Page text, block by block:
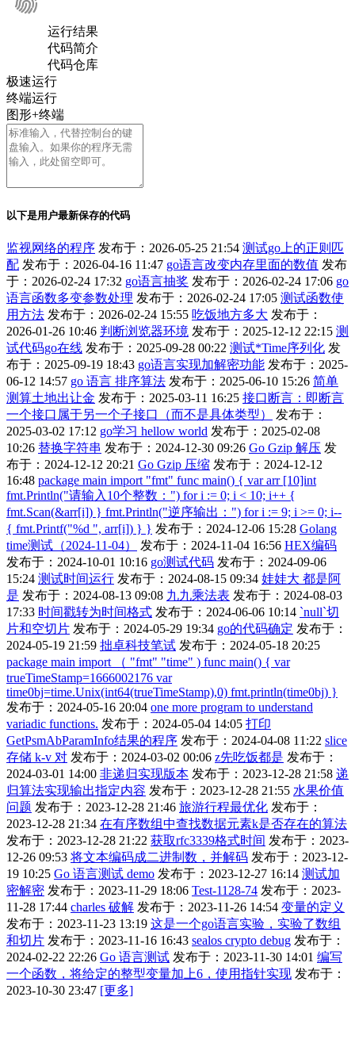
运行结果
代码简介
代码仓库
极速运行
终端运行
图形+终端
以下是用户最新保存的代码
监视网络的程序 发布于：2026-05-25 21:54 测试go上的正则匹
配 发布于：2026-04-16 11:47 go语言改变内存里面的数值 发布
于：2026-02-24 17:32 go语言抽奖 发布于：2026-02-24 17:06 go
语言函数多变参数处理 发布于：2026-02-24 17:05 测试函数使
用方法 发布于：2026-02-24 15:55 吃饭地方多大 发布于：
2026-01-26 10:46 判断浏览器环境 发布于：2025-12-12 22:15 测
试代码go在线 发布于：2025-09-28 00:22 测试*Time序列化 发
布于：2025-09-19 18:43 go语言实现加解密功能 发布于：2025-
06-12 14:57 go 语言 排序算法 发布于：2025-06-10 15:26 简单
测算土地出让金 发布于：2025-03-11 16:25 接口断言：即断言
一个接口属于另一个子接口（而不是具体类型）
发布于：
2025-03-02 17:12 go学习 hellow world 发布于：2025-02-08
10:26 替换字符串 发布于：2024-12-30 09:26 Go Gzip 解压 发
布于：2024-12-12 20:21 Go Gzip 压缩 发布于：2024-12-12
16:48 package main import "fmt" func main() { var arr [10]int
fmt.Println("请输入10个整数：") for i := 0; i < 10; i++ {
fmt.Scan(&arr[i]) } fmt.Println("逆序输出：") for i := 9; i >= 0; i--
{ fmt.Printf("%d ", arr[i]) } } 发布于：2024-12-06 15:28 Golang
time测试（2024-11-04）
发布于：2024-11-04 16:56 HEX编码
发布于：2024-10-01 10:16 go测试代码 发布于：2024-09-06
15:24 测试时间运行 发布于：2024-08-15 09:34 娃娃大 都是阿
是 发布于：2024-08-13 09:08 九九乘法表 发布于：2024-08-03
17:33 时间戳转为时间格式 发布于：2024-06-06 10:14 `null`切
片和空切片 发布于：2024-05-29 19:34 go的代码确定 发布于：
2024-05-19 21:59 拙卓科技笔试 发布于：2024-05-18 20:25
package main import （ "fmt" "time" ) func main() { var
trueTimeStamp=1666002176 var
time0bj=time.Unix(int64(trueTimeStamp),0) fmt.println(time0bj) }
发布于：2024-05-16 20:04 one more program to understand
variadic functions. 发布于：2024-05-04 14:05 打印
GetPsmAbParamInfo结果的程序 发布于：2024-04-08 11:22 slice
存储 k-v 对 发布于：2024-03-02 00:06 z先吃饭都是 发布于：
2024-03-01 14:00 非递归实现版本 发布于：2023-12-28 21:58 递
归算法实现输出指定内容 发布于：2023-12-28 21:55 水果价值
问题 发布于：2023-12-28 21:46 旅游行程最优化 发布于：
2023-12-28 21:34 在有序数组中查找数据元素k是否存在的算法
发布于：2023-12-28 21:22 获取rfc3339格式时间 发布于：2023-
12-26 09:53 将文本编码成二进制数，并解码 发布于：2023-12-
19 10:25 Go 语言测试 demo 发布于：2023-12-27 16:14 测试加
密解密 发布于：2023-11-29 18:06 Test-1128-74 发布于：2023-
11-28 17:44 charles 破解 发布于：2023-11-26 14:54 变量的定义
发布于：2023-11-23 13:19 这是一个go语言实验，实验了数组
和切片 发布于：2023-11-16 16:43 sealos crypto debug 发布于：
2024-02-22 22:26 Go 语言测试 发布于：2023-11-30 14:01 编写
一个函数，将给定的整型变量加上6，使用指针实现 发布于：
2023-10-30 23:47 [更多]